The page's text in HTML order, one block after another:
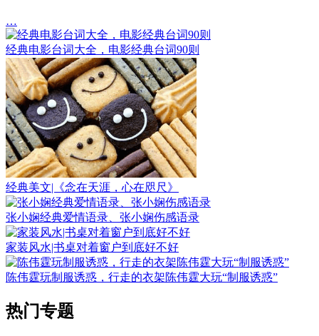
…
经典电影台词大全，电影经典台词90则
经典美文|《念在天涯，心在咫尺》
张小娴经典爱情语录、张小娴伤感语录
家装风水|书桌对着窗户到底好不好
陈伟霆玩制服诱惑，行走的衣架陈伟霆大玩“制服诱惑”
热门专题